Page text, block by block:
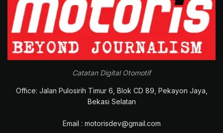
Catatan Digital Otomotif
Office: Jalan Pulosirih Timur 6, Blok CD 89, Pekayon Jaya,
Bekasi Selatan
Email : motorisdev@gmail.com